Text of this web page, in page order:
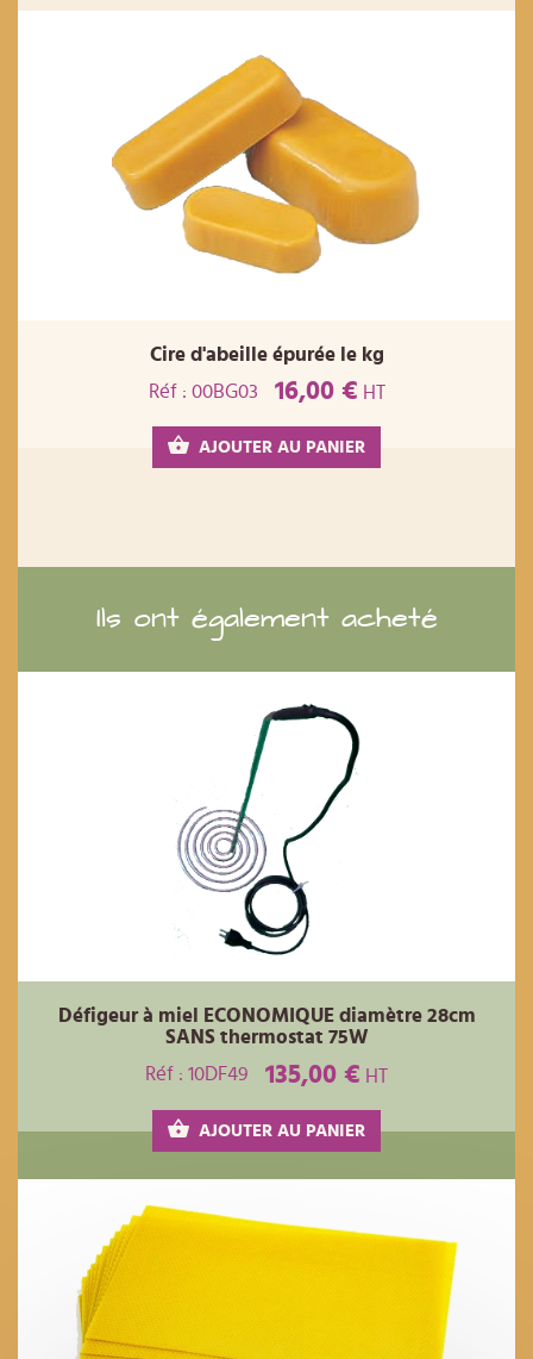
Cire d'abeille épurée le kg
Réf : 00BG03
16,00 € HT
AJOUTER AU PANIER
Ils ont également acheté
Défigeur à miel ECONOMIQUE diamètre 28cm
SANS thermostat 75W
Réf : 10DF49
135,00 € HT
AJOUTER AU PANIER